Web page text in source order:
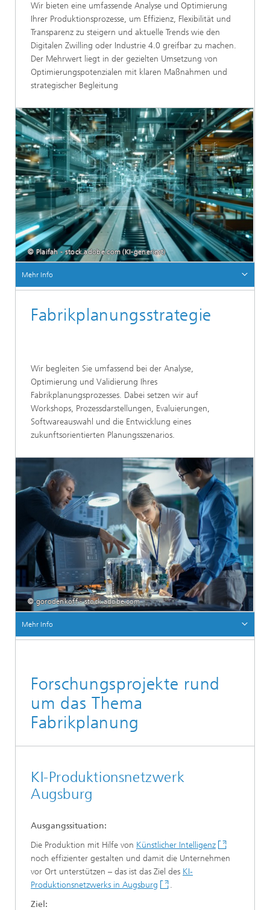
Wir bieten eine umfassende Analyse und Optimierung
Ihrer Produktionsprozesse, um Effizienz, Flexibilität und
Transparenz zu steigern und aktuelle Trends wie den
Digitalen Zwilling oder Industrie 4.0 greifbar zu machen.
Der Mehrwert liegt in der gezielten Umsetzung von
Optimierungspotenzialen mit klaren Maßnahmen und
strategischer Begleitung
© Plaifah - stock.adobe.com (KI-generiert)
Mehr Info
Fabrikplanungsstrategie
Wir begleiten Sie umfassend bei der Analyse,
Optimierung und Validierung Ihres
Fabrikplanungsprozesses. Dabei setzen wir auf
Workshops, Prozessdarstellungen, Evaluierungen,
Softwareauswahl und die Entwicklung eines
zukunftsorientierten Planungsszenarios.
© gorodenkoff - stock.adobe.com
Mehr Info
Forschungsprojekte rund
um das Thema
Fabrikplanung
KI-Produktionsnetzwerk
Augsburg
Ausgangssituation:
Die Produktion mit Hilfe von Künstlicher Intelligenz
noch effizienter gestalten und damit die Unternehmen
vor Ort unterstützen – das ist das Ziel des KI-
Produktionsnetzwerks in Augsburg
.
Ziel: